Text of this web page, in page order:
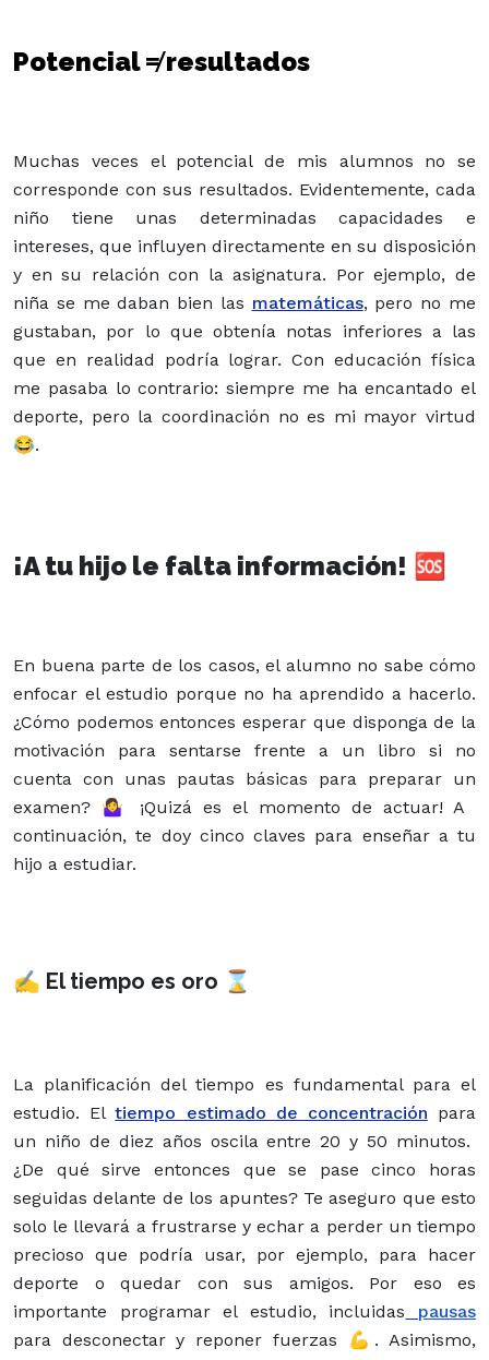
Potencial ≠ resultados
Muchas veces el potencial de mis alumnos no se
corresponde con sus resultados. Evidentemente, cada
niño tiene unas determinadas capacidades e
intereses, que influyen directamente en su disposición
y en su relación con la asignatura. Por ejemplo, de
niña se me daban bien las matemáticas, pero no me
gustaban, por lo que obtenía notas inferiores a las
que en realidad podría lograr. Con educación física
me pasaba lo contrario: siempre me ha encantado el
deporte, pero la coordinación no es mi mayor virtud
😂.
¡A tu hijo le falta información! 🆘
En buena parte de los casos, el alumno no sabe cómo
enfocar el estudio porque no ha aprendido a hacerlo.
¿Cómo podemos entonces esperar que disponga de la
motivación para sentarse frente a un libro si no
cuenta con unas pautas básicas para preparar un
examen? 🤷‍♀️ ¡Quizá es el momento de actuar! A
continuación, te doy cinco claves para enseñar a tu
hijo a estudiar.
✍ El tiempo es oro ⌛
La planificación del tiempo es fundamental para el
estudio. Eltiempo estimado de concentración para
un niño de diez años oscila entre 20 y 50 minutos.
¿De qué sirve entonces que se pase cinco horas
seguidas delante de los apuntes? Te aseguro que esto
solo le llevará a frustrarse y echar a perder un tiempo
precioso que podría usar, por ejemplo, para hacer
deporte o quedar con sus amigos. Por eso es
importante programar el estudio, incluidas
pausas
para desconectar y reponer fuerzas 💪. Asimismo,